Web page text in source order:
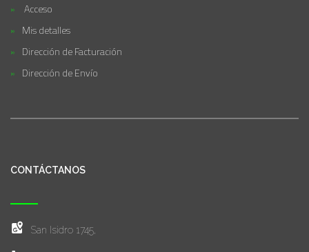
Acceso
Mis detalles
Dirección de Facturación
Dirección de Envío
CONTÁCTANOS
San Isidro 1745,